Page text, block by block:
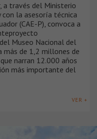
a través del Ministerio
con la asesoría técnica
(CAE-P), convoca a
Museo Nacional del
más de 1,2 millones de
narran 12.000 años
más importante del
VER +